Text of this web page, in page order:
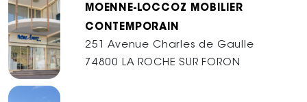
MOENNE-LOCCOZ MOBILIER
CONTEMPORAIN
251 Avenue Charles de Gaulle
74800 LA ROCHE SUR FORON